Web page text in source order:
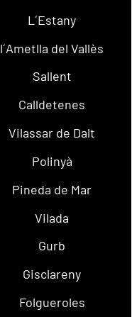
L´Estany
l´Ametlla del Vallès
Sallent
Calldetenes
Vilassar de Dalt
Polinyà
Pineda de Mar
Vilada
Gurb
Gisclareny
Folgueroles